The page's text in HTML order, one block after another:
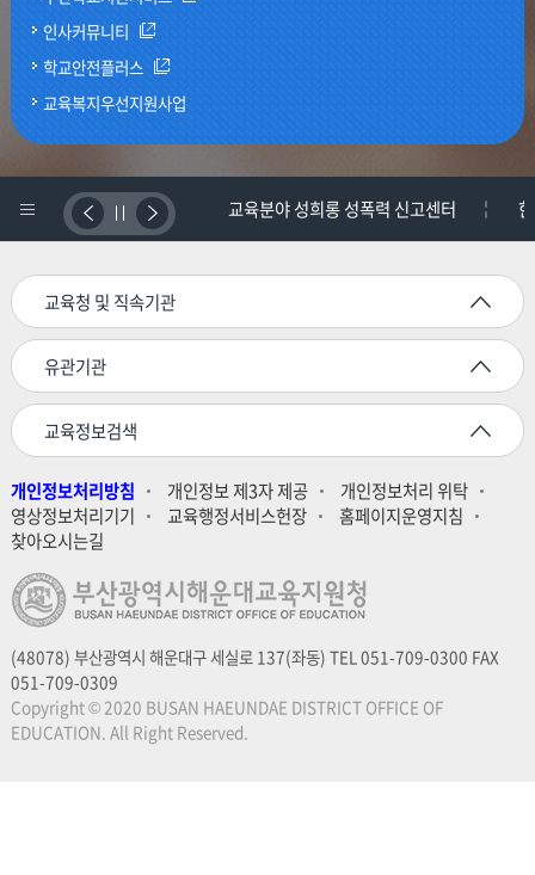
인사커뮤니티
학교안전플러스
교육복지우선지원사업
배
너
모
음
배너
성희롱 성폭력 신고센터 한국교원단체총연합회 부산교원
교육청 및 직속기관
유관기관
교육정보검색
개인정보처리방침 개인정보 제3자 제공
개인정보처리 위탁
영상정보처리기기
교육행정서비스헌장
홈페이지운영지침
찾아오시는길
(48078) 부산광역시 해운대구 세실로 137(좌동) TEL 051-709-0300 FAX
051-709-0309
Copyright © 2020 BUSAN HAEUNDAE DISTRICT OFFICE OF
EDUCATION. All Right Reserved.